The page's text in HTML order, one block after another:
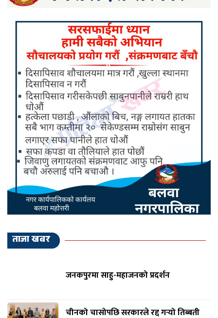
ताजा खबर
जनकपुरमा साहु-महाजनको प्रदर्शन
चीनको चासोपछि सरकारले रद्द गर्‍यो तिब्बती